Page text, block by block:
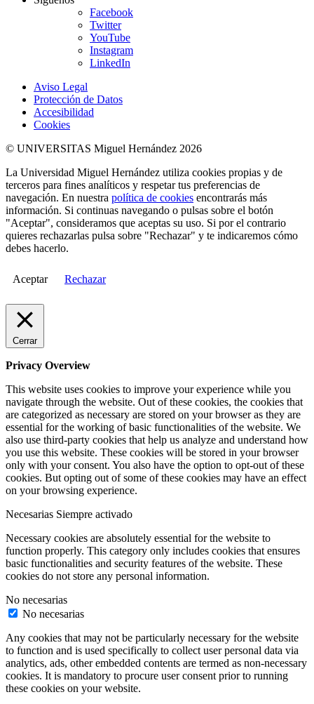
Facebook
Twitter
YouTube
Instagram
LinkedIn
Aviso Legal
Protección de Datos
Accesibilidad
Cookies
© UNIVERSITAS Miguel Hernández 2026
La Universidad Miguel Hernández utiliza cookies propias y de
terceros para fines analíticos y respetar tus preferencias de
navegación. En nuestra política de cookies encontrarás más
información. Si continuas navegando o pulsas sobre el botón
"Aceptar", consideramos que aceptas su uso. Si por el contrario
quieres rechazarlas pulsa sobre "Rechazar" y te indicaremos cómo
debes hacerlo.
Aceptar Rechazar
Cerrar
Privacy Overview
This website uses cookies to improve your experience while you
navigate through the website. Out of these cookies, the cookies that
are categorized as necessary are stored on your browser as they are
essential for the working of basic functionalities of the website. We
also use third-party cookies that help us analyze and understand how
you use this website. These cookies will be stored in your browser
only with your consent. You also have the option to opt-out of these
cookies. But opting out of some of these cookies may have an effect
on your browsing experience.
Necesarias Siempre activado
Necessary cookies are absolutely essential for the website to
function properly. This category only includes cookies that ensures
basic functionalities and security features of the website. These
cookies do not store any personal information.
No necesarias
No necesarias
Any cookies that may not be particularly necessary for the website
to function and is used specifically to collect user personal data via
analytics, ads, other embedded contents are termed as non-necessary
cookies. It is mandatory to procure user consent prior to running
these cookies on your website.